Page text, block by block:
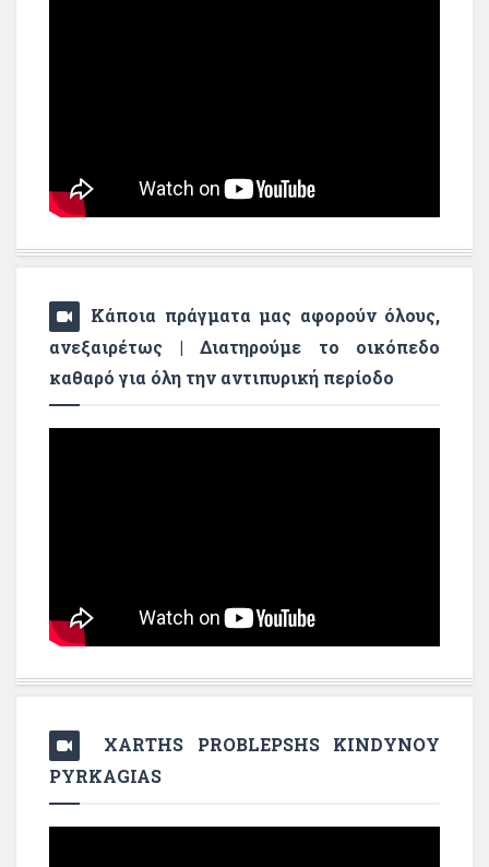
Κάποια πράγματα μας αφορούν όλους,
ανεξαιρέτως | Διατηρούμε το οικόπεδο
καθαρό για όλη την αντιπυρική περίοδο
XARTHS PROBLEPSHS KINDYNOY
PYRKAGIAS